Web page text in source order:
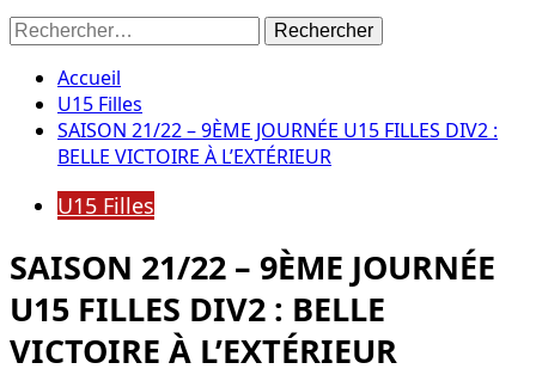
Rechercher :
Accueil
U15 Filles
SAISON 21/22 – 9ÈME JOURNÉE U15 FILLES DIV2 :
BELLE VICTOIRE À L’EXTÉRIEUR
U15 Filles
SAISON 21/22 – 9ÈME JOURNÉE
U15 FILLES DIV2 : BELLE
VICTOIRE À L’EXTÉRIEUR